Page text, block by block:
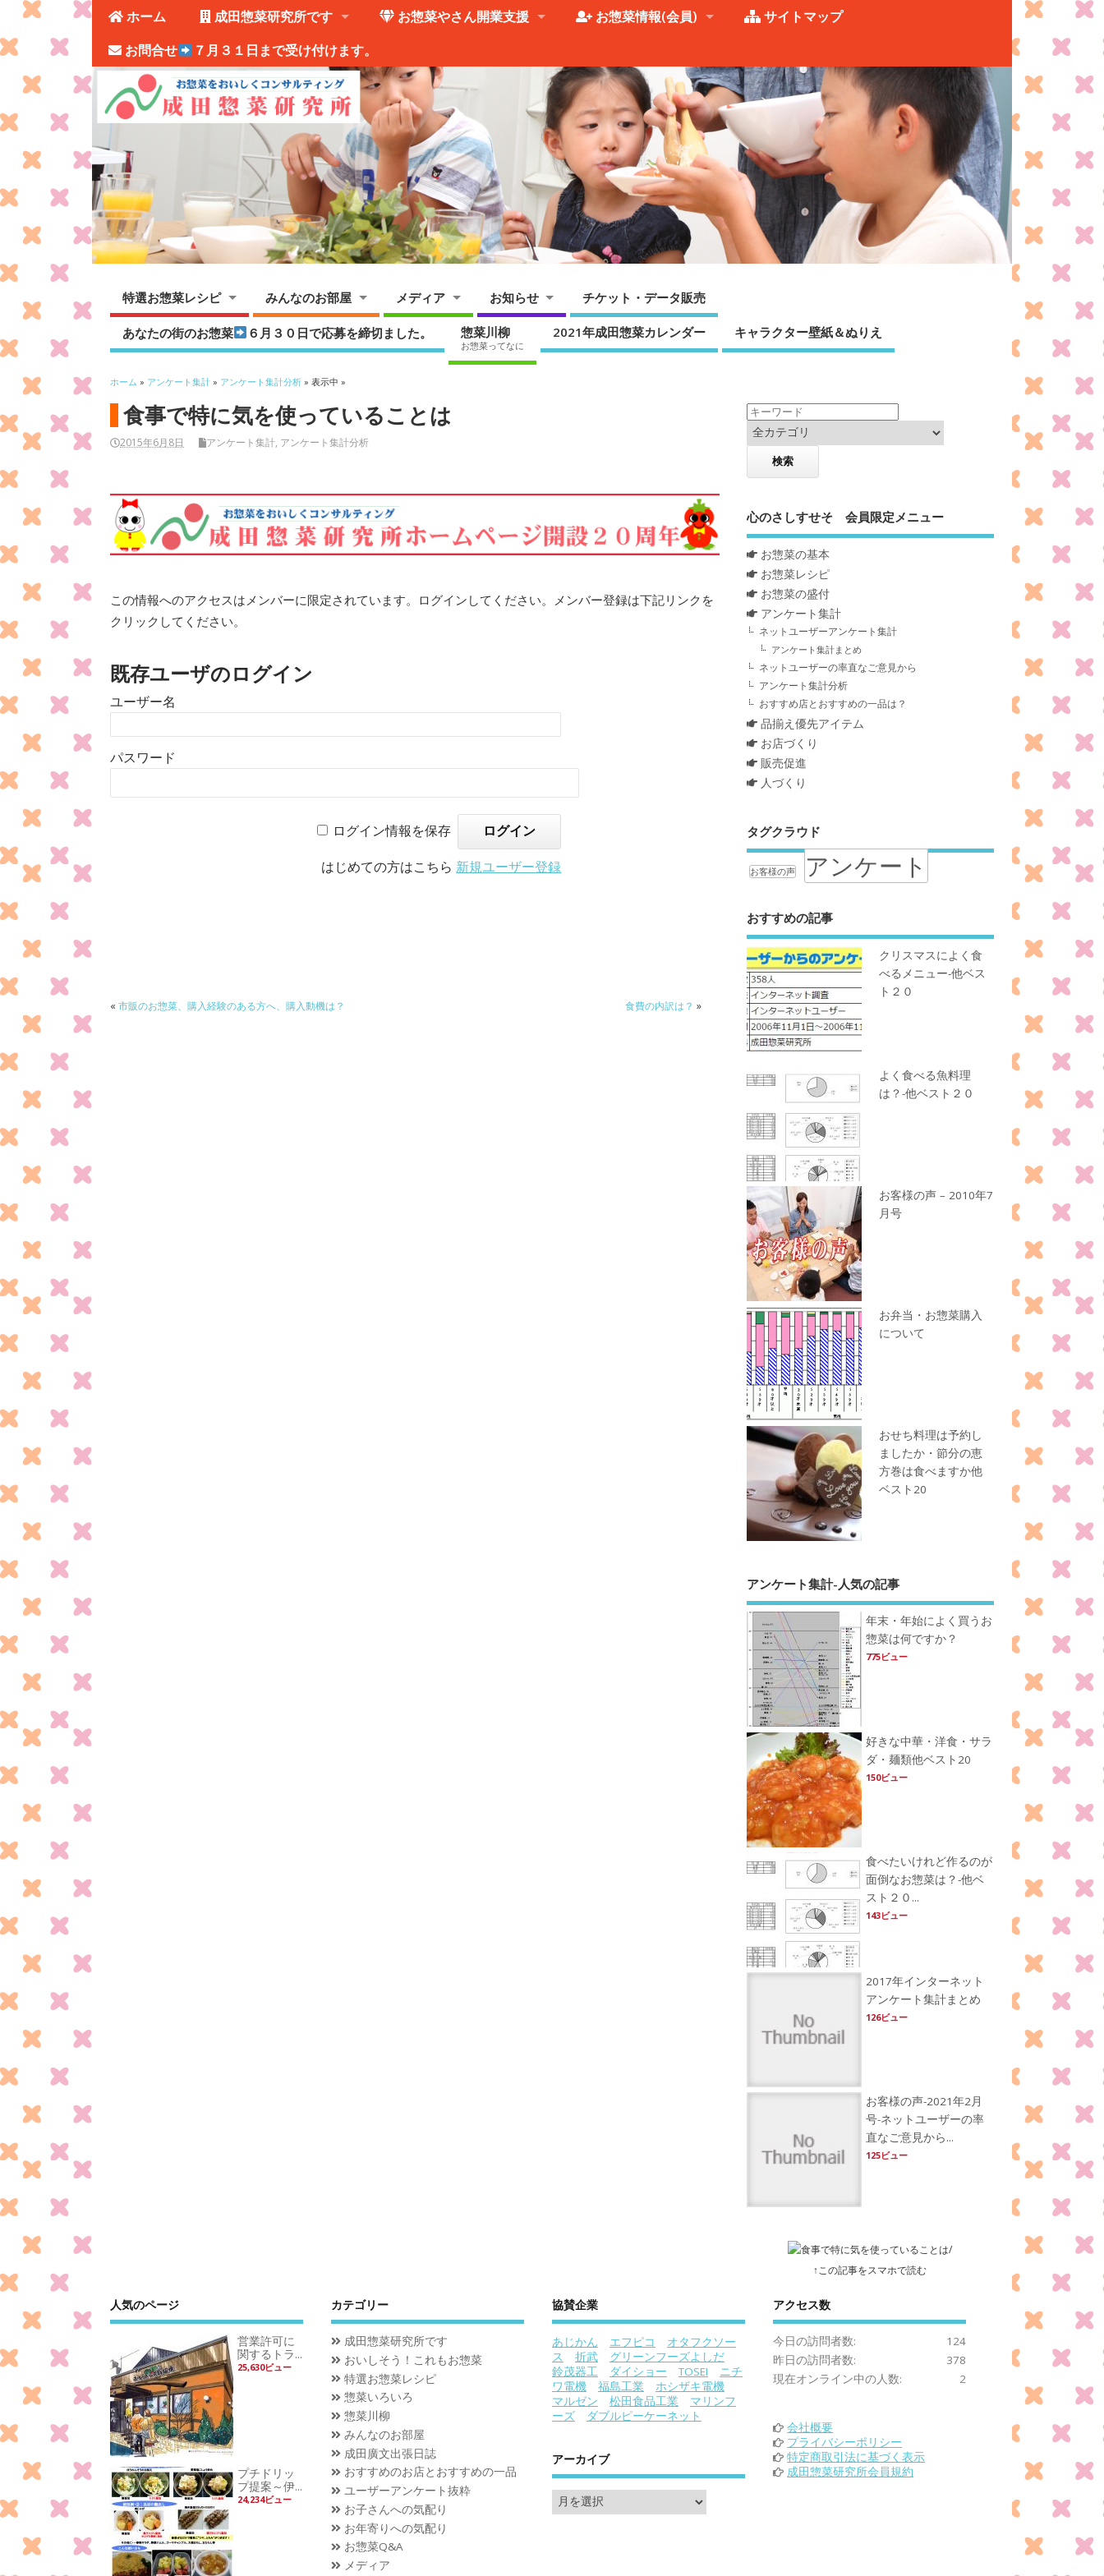
ホーム 成田惣菜研究所です お惣菜やさん開業支援 お惣菜情報(会員)
サイトマップ
お問合せ
７月３１日まで受け付けます。
特選お惣菜レシピ みんなのお部屋 メディア お知らせ チケット・データ販売
あなたの街のお惣菜 ６月３０日で応募を締切ました。 惣菜川柳
お惣菜ってなに
2021年成田惣菜カレンダー キャラクター壁紙＆ぬりえ
ホーム » アンケート集計 » アンケート集計分析 » 表示中 »
食事で特に気を使っていることは
2015年6月8日 アンケート集計, アンケート集計分析
この情報へのアクセスはメンバーに限定されています。ログインしてください。メンバー登録は下記リンクを
クリックしてください。
既存ユーザのログイン
ユーザー名
パスワード
ログイン情報を保存
はじめての方はこちら 新規ユーザー登録
«市販のお惣菜、購入経験のある方へ、購入動機は？ 食費の内訳は？ »
心のさしすせそ 会員限定メニュー
お惣菜の基本
お惣菜レシピ
お惣菜の盛付
アンケート集計
ネットユーザーアンケート集計
アンケート集計まとめ
ネットユーザーの率直なご意見から
アンケート集計分析
おすすめ店とおすすめの一品は？
品揃え優先アイテム
お店づくり
販売促進
人づくり
タグクラウド
お客様の声 アンケート
おすすめの記事
クリスマスによく食
べるメニュー-他ベス
ト２０
よく食べる魚料理
は？-他ベスト２０
お客様の声 – 2010年7
月号
お弁当・お惣菜購入
について
おせち料理は予約し
ましたか・節分の恵
方巻は食べますか他
ベスト20
アンケート集計-人気の記事
年末・年始によく買うお
惣菜は何ですか？
775ビュー
好きな中華・洋食・サラ
ダ・麺類他ベスト20
150ビュー
食べたいけれど作るのが
面倒なお惣菜は？-他ベ
スト２０...
143ビュー
2017年インターネット
アンケート集計まとめ
126ビュー
お客様の声-2021年2月
号-ネットユーザーの率
直なご意見から...
125ビュー
↑この記事をスマホで読む
人気のページ
営業許可に
関するトラ...
25,630ビュー
プチドリッ
プ提案～伊...
24,234ビュー
カテゴリー
成田惣菜研究所です
おいしそう！これもお惣菜
特選お惣菜レシピ
惣菜いろいろ
惣菜川柳
みんなのお部屋
成田廣文出張日誌
おすすめのお店とおすすめの一品
ユーザーアンケート抜粋
お子さんへの気配り
お年寄りへの気配り
お惣菜Q&A
メディア
協賛企業
あじかん エフピコ
オタフクソー
ス
折武
グリーンフーズよしだ
鈴茂器工
ダイショー TOSEI
ニチ
ワ電機
福島工業
ホシザキ電機
マルゼン
松田食品工業
マリンフ
ーズ
ダブルピーケーネット
アーカイブ
アクセス数
124
今日の訪問者数:
378
昨日の訪問者数:
2
現在オンライン中の人数:
会社概要
プライバシーポリシー
特定商取引法に基づく表示
成田惣菜研究所会員規約